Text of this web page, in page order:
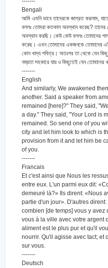
Bengali
আমি এমনি ভাবে তাদেরকে জাগ্রত করলাম,
বললঃ তোমরা কতকাল অবস্থান করেছ?
অবস্থান করছি। কেউ কেউ বললঃ তোমাদের
করেছ। এখন তোমাদের একজনকে তোমাদের
কোন খাদ্য পবিত্র। অতঃপর তা থেকে যেন
নম্রতা সহকারে যায় ও কিছুতেই যেন তোমাদের
-------
English
And similarly, We awakened
another. Said a speaker from
remained [here]?" They said,
a day." They said, "Your Lord is
remained. So send one of you
city and let him look to which is
provision from it and let him be
of you.
-------
Francais
Et c'est ainsi que Nous les
entre eux. L'un parmi eux dit:
demeuré là?» Ils dirent: «Nous
partie d'un jour». D'autres
combien [de temps] vous y
vous à la ville avec votre argent
aliment est le plus pur et qu'il
nourrir. Qu'il agisse avec tact;
sur vous.
-------
Deutsch